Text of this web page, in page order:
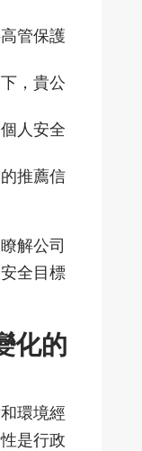
管保護
，貴公
人安全
推薦信
解公司
全目標
化的
環境經
是行政